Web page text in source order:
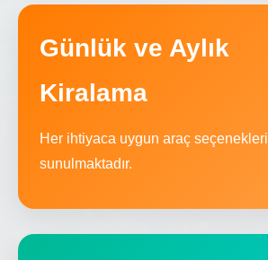
Günlük ve Aylık
Kiralama
Her ihtiyaca uygun araç seçenekleri
sunulmaktadır.